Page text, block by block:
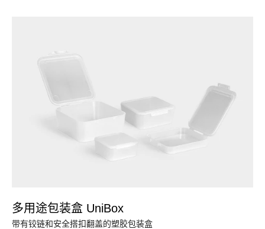
多用途包装盒 UniBox
带有铰链和安全搭扣翻盖的塑胶包装盒